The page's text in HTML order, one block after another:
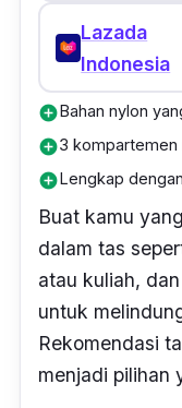
Lazada
Indonesia
add_circleBahan nylon
add_circle3 kompartemen
add_circleLengkap
Buat kamu
dalam tas
atau kuliah,
untuk
Rekomendasi
menjadi pilihan